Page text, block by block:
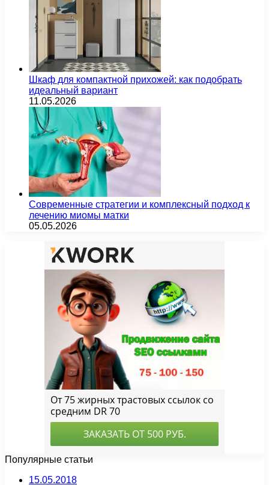
Шкаф для компактной прихожей: как подобрать
идеальный вариант
11.05.2026
Современные стратегии и комплексный подход к
лечению миомы матки
05.05.2026
Популярные статьи
15.05.2018